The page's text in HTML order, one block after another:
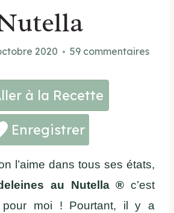
2020 59 commentaires
à la Recette
Enregistrer
l’aime dans tous ses états,
au Nutella ® c’est
pour moi ! Pourtant, il y a